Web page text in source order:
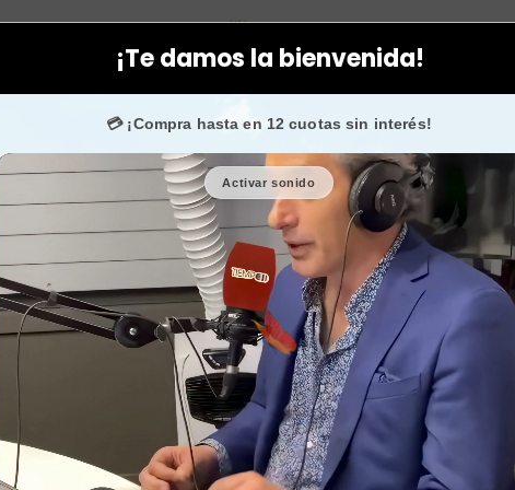
¡Te damos la bienvenida!
💳 ¡Compra hasta en 12 cuotas sin interés!
Activar sonido
Hombres Aceite de bacalao natural jarabe de vitamina
Aceite de
🎉 Bienvenid@ 🔥 ¡Hasta $2.500de regalo en tu primera
Cantidad